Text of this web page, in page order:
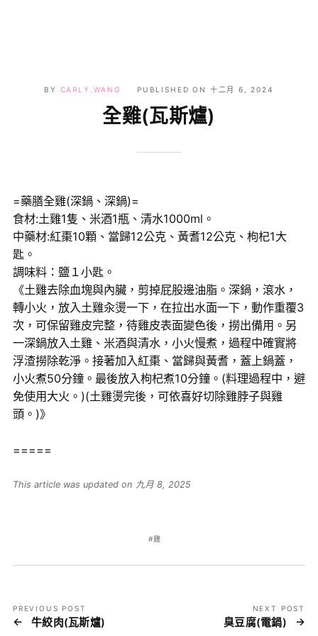
BY CARLY.WANG PUBLISHED ON 十二月 6, 2024
全雞(瓦斯爐)
=藥膳全雞(深鍋、深鍋)=
食材:土雞1隻、米酒1瓶、清水1000ml。
中藥材:紅棗10顆、當歸12公克、黃耆12公克、枸杞1大
匙。
調味料：鹽１小匙。
《土雞去除血塊與內臟，剪掉屁股邊油脂。深鍋，滾水，
轉小火，放入土雞汆燙一下，在拉出水面一下，動作重覆3
次，可保留雞皮完整，待雞皮表面變色後，撈出備用。另
一深鍋放入土雞、米酒與清水，小火慢煮，過程中確實將
浮渣撈除乾淨。接著加入紅棗、當歸與黃耆，蓋上鍋蓋，
小火煮50分鐘。最後放入枸杞煮10分鐘。(料理過程中，避
免使用大火。)(土雞燙完後，可依喜好切除雞脖子與雞
頭。)》
=====
This article was updated on 九月 8, 2025
雞
PREVIOUS POST
牛絞肉(瓦斯爐)
NEXT POST
臭豆腐(電鍋)